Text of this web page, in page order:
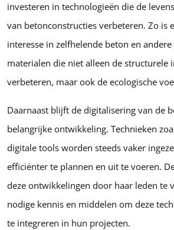
investeren in technologieën die de
van betonconstructies verbeteren. Zo is
interesse in zelfhelende beton en andere
materialen die niet alleen de structurele
verbeteren, maar ook de ecologische
Daarnaast blijft de digitalisering van de
belangrijke ontwikkeling. Technieken
digitale tools worden steeds vaker
efficiënter te plannen en uit te voeren.
deze ontwikkelingen door haar leden te
nodige kennis en middelen om deze
te integreren in hun projecten.